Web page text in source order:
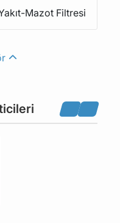
Mazot Filtresi